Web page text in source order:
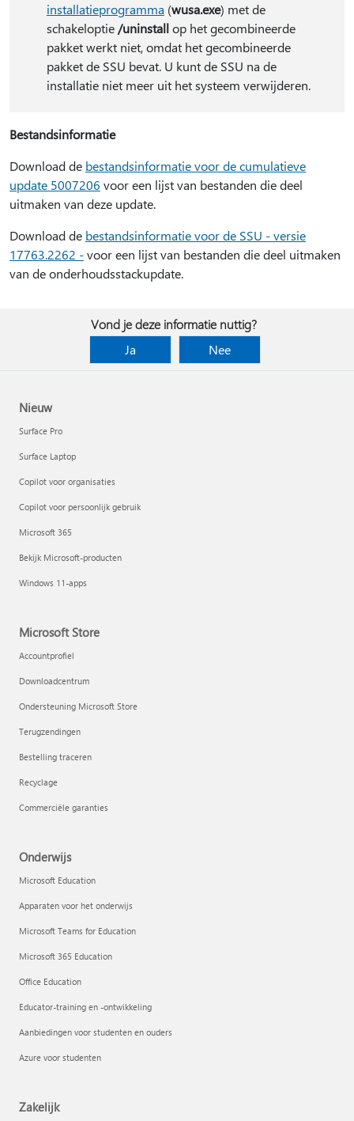
installatieprogramma (wusa.exe) met de
schakeloptie /uninstallop het gecombineerde
pakket werkt niet, omdat het gecombineerde
pakket de SSU bevat. U kunt de SSU na de
installatie niet meer uit het systeem verwijderen.
Bestandsinformatie
Download de bestandsinformatie voor de cumulatieve
update 5007206 voor een lijst van bestanden die deel
uitmaken van deze update.
Download de bestandsinformatie voor de SSU - versie
17763.2262 -voor een lijst van bestanden die deel uitmaken
van de onderhoudsstackupdate.
Vond je deze informatie nuttig?
Ja
Nee
Nieuw
Surface Pro
Surface Laptop
Copilot voor organisaties
Copilot voor persoonlijk gebruik
Microsoft 365
Bekijk Microsoft-producten
Windows 11-apps
Microsoft Store
Accountprofiel
Downloadcentrum
Ondersteuning Microsoft Store
Terugzendingen
Bestelling traceren
Recyclage
Commerciële garanties
Onderwijs
Microsoft Education
Apparaten voor het onderwijs
Microsoft Teams for Education
Microsoft 365 Education
Office Education
Educator-training en -ontwikkeling
Aanbiedingen voor studenten en ouders
Azure voor studenten
Zakelijk